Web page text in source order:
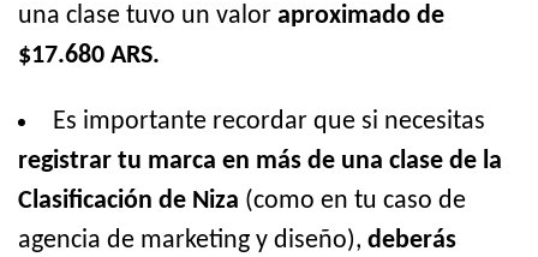
una clase tuvo un valor aproximado de
$17.680 ARS.
Es importante recordar que si necesitas
registrar tu marca en más de una clase de la
Clasificación de Niza (como en tu caso de
agencia de marketing y diseño), deberás